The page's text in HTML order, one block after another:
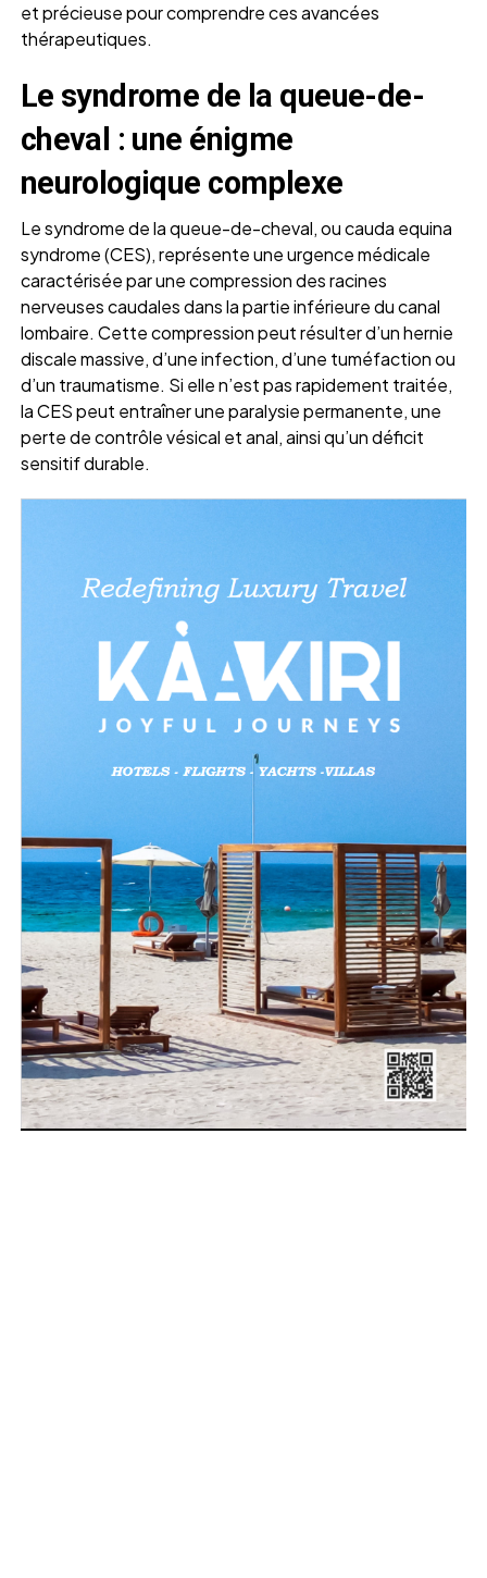
et précieuse pour comprendre ces avancées
thérapeutiques.
Le syndrome de la queue-de-
cheval : une énigme
neurologique complexe
Le syndrome de la queue-de-cheval, ou cauda equina
syndrome (CES), représente une urgence médicale
caractérisée par une compression des racines
nerveuses caudales dans la partie inférieure du canal
lombaire. Cette compression peut résulter d’un hernie
discale massive, d’une infection, d’une tuméfaction ou
d’un traumatisme. Si elle n’est pas rapidement traitée,
la CES peut entraîner une paralysie permanente, une
perte de contrôle vésical et anal, ainsi qu’un déficit
sensitif durable.